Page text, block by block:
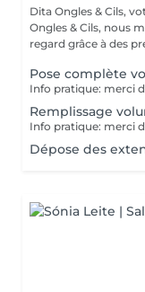
Dita Ongles & Cils, votre
Ongles & Cils, nous
regard grâce à des
Pose complète
Remplissage
Dépose des